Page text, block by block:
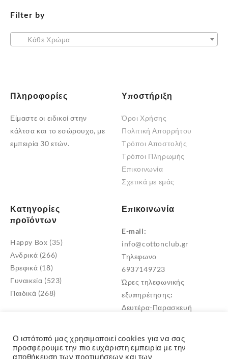
Filter by
Κάθε Χρώμα
Πληροφορίες
Είμαστε οι ειδικοί στην
κάλτσα και το εσώρουχο, με
εμπειρία 30 ετών.
Υποστήριξη
Όροι Χρήσης
Πολιτική Απορρήτου
Τρόποι Αποστολής
Τρόποι Πληρωμής
Επικοινωνία
Σχετικά με εμάς
Κατηγορίες
προϊόντων
Happy Box (35)
Ανδρικά (266)
Βρεφικά (18)
Γυναικεία (523)
Παιδικά (268)
Επικοινωνία
E-mail:
info@cottonclub.gr
Τηλεφωνο
6937149723
Ώρες τηλεφωνικής
εξυπηρέτησης:
Δευτέρα-Παρασκευή
Μεταμόρφωση Αττικής
Ο ιστότοπό μας χρησιμοποιεί cookies για να σας
προσφέρουμε την πιο ευχάριστη εμπειρία με την
αποθήκευση των προτιμήσεων και των